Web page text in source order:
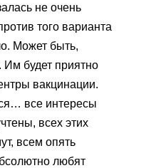
не очень
того варианта
Может быть,
Им будет приятно
вакцинации.
все интересы
всех этих
всем опять
любят